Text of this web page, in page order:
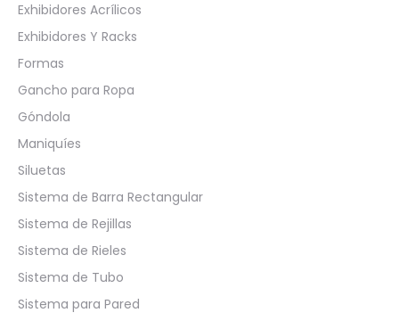
Exhibidores Acrílicos
Exhibidores Y Racks
Formas
Gancho para Ropa
Góndola
Maniquíes
Siluetas
Sistema de Barra Rectangular
Sistema de Rejillas
Sistema de Rieles
Sistema de Tubo
Sistema para Pared